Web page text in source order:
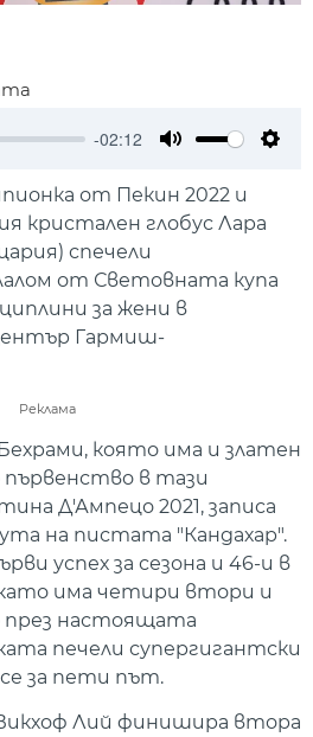
-02:12
от Пекин 2022 и
кристален глобус Лара
спечели
от Световната купа
за жени в
Гармиш-
Реклама
която има и златен
в тази
Д'Ампецо 2021, записа
на пистата "Кандахар".
успех за сезона и 46-и в
има четири втори и
настоящата
печели супергигантски
за пети път.
Лий финишира втора